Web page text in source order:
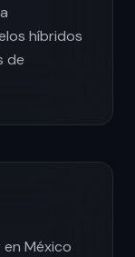
híbridos
de
México